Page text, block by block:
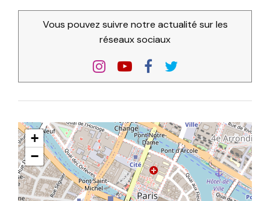
Vous pouvez suivre notre actualité sur les
réseaux sociaux
+
−